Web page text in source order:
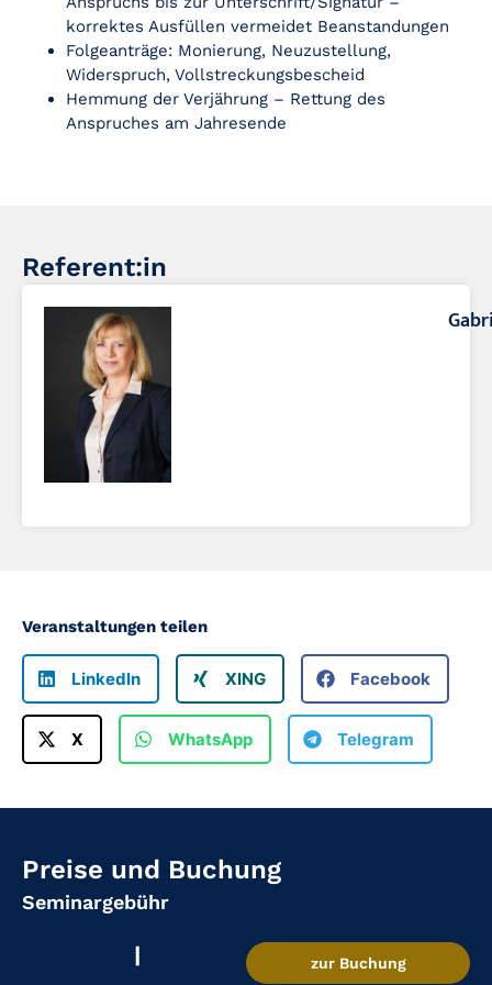
korrektes Ausfüllen vermeidet Beanstandungen
Folgeanträge: Monierung, Neuzustellung,
Widerspruch, Vollstreckungsbescheid
Hemmung der Verjährung – Rettung des
Anspruches am Jahresende
Referent:in
Veranstaltungen teilen
LinkedIn XING Facebook
X WhatsApp Telegram
Preise und Buchung
Seminargebühr
|
zur Buchung